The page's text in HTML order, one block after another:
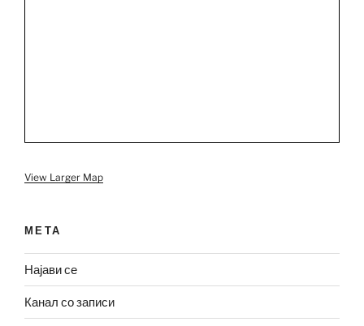
View Larger Map
МЕТА
Најави се
Канал со записи